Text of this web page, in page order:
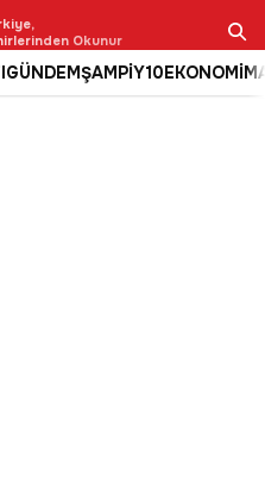
Okunur
GÜNDEMŞAMPİY10EKONOMİ
Ara